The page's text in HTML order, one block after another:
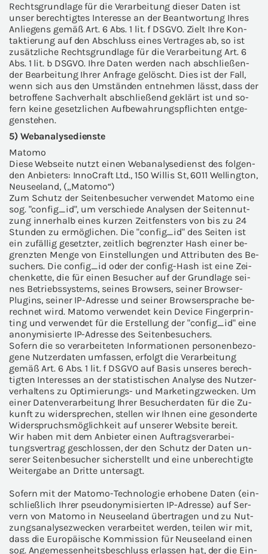
Rechts­grund­la­ge für die Ver­ar­bei­tung die­ser Daten ist
unser be­rech­tig­tes In­ter­es­se an der Be­ant­wor­tung Ihres
An­lie­gens gemäß Art. 6 Abs. 1 lit. f DSGVO. Zielt Ihre Kon­
tak­tie­rung auf den Ab­schluss eines Ver­tra­ges ab, so ist
zu­sätz­li­che Rechts­grund­la­ge für die Ver­ar­bei­tung Art. 6
Abs. 1 lit. b DSGVO. Ihre Daten wer­den nach ab­schlie­ßen­
der Be­ar­bei­tung Ihrer An­fra­ge ge­löscht. Dies ist der Fall,
wenn sich aus den Um­stän­den ent­neh­men lässt, dass der
be­trof­fe­ne Sach­ver­halt ab­schlie­ßend ge­klärt ist und so­
fern keine ge­setz­li­chen Auf­be­wah­rungs­pflich­ten ent­ge­
gen­ste­hen.
5) Web­ana­ly­se­diens­te
Mato­mo
Diese Web­sei­te nutzt einen Web­ana­ly­se­dienst des fol­gen­
den An­bie­ters: In­no­Craft Ltd., 150 Wil­lis St, 6011 Wel­ling­ton,
Neu­see­land, („Mato­mo“)
Zum Schutz der Sei­ten­be­su­cher ver­wen­det Mato­mo eine
sog. "con­fig_id", um ver­schie­de Ana­ly­sen der Sei­ten­nut­
zung in­ner­halb eines kur­zen Zeit­fens­ters von bis zu 24
Stun­den zu er­mög­li­chen. Die "con­fig_id" des Sei­ten ist
ein zu­fäl­lig ge­setz­ter, zeit­lich be­grenz­ter Hash einer be­
grenz­ten Menge von Ein­stel­lun­gen und At­tri­bu­ten des Be­
su­chers. Die con­fig_id oder der config-​Hash ist eine Zei­
chen­ket­te, die für einen Be­su­cher auf der Grund­la­ge sei­
nes Be­triebs­sys­tems, sei­nes Brow­sers, sei­ner Browser-​
Plugins, sei­ner IP-​Adresse und sei­ner Brow­ser­spra­che be­
rech­net wird. Mato­mo ver­wen­det kein De­vice Fin­ger­prin­
ting und ver­wen­det für die Er­stel­lung der "con­fig_id" eine
an­ony­mi­sier­te IP-​Adresse des Sei­ten­be­su­chers.
So­fern die so ver­ar­bei­te­ten In­for­ma­tio­nen per­so­nen­be­zo­
ge­ne Nut­zer­da­ten um­fas­sen, er­folgt die Ver­ar­bei­tung
gemäß Art. 6 Abs. 1 lit. f DSGVO auf Basis un­se­res be­rech­
tig­ten In­ter­es­ses an der sta­tis­ti­schen Ana­ly­se des Nut­zer­
ver­hal­tens zu Optimierungs-​ und Mar­ke­ting­zwe­cken. Um
einer Da­ten­ver­ar­bei­tung Ihrer Be­su­cher­da­ten für die Zu­
kunft zu wi­der­spre­chen, stel­len wir Ihnen eine ge­son­der­te
Wi­der­spruchs­mög­lich­keit auf un­se­rer Web­site be­reit.
Wir haben mit dem An­bie­ter einen Auf­trags­ver­ar­bei­
tungs­ver­trag ge­schlos­sen, der den Schutz der Daten un­
se­rer Sei­ten­be­su­cher si­cher­stellt und eine un­be­rech­tig­te
Wei­ter­ga­be an Drit­te un­ter­sagt.
So­fern mit der Matomo-​Technologie er­ho­be­ne Daten (ein­
schließ­lich Ihrer pseud­ony­mi­sier­ten IP-​Adresse) auf Ser­
vern von Mato­mo in Neu­see­land über­tra­gen und zu Nut­
zungs­ana­ly­se­zwe­cken ver­ar­bei­tet wer­den, tei­len wir mit,
dass die Eu­ro­päi­sche Kom­mis­si­on für Neu­see­land einen
sog. An­ge­mes­sen­heits­be­schluss er­las­sen hat, der die Ein­